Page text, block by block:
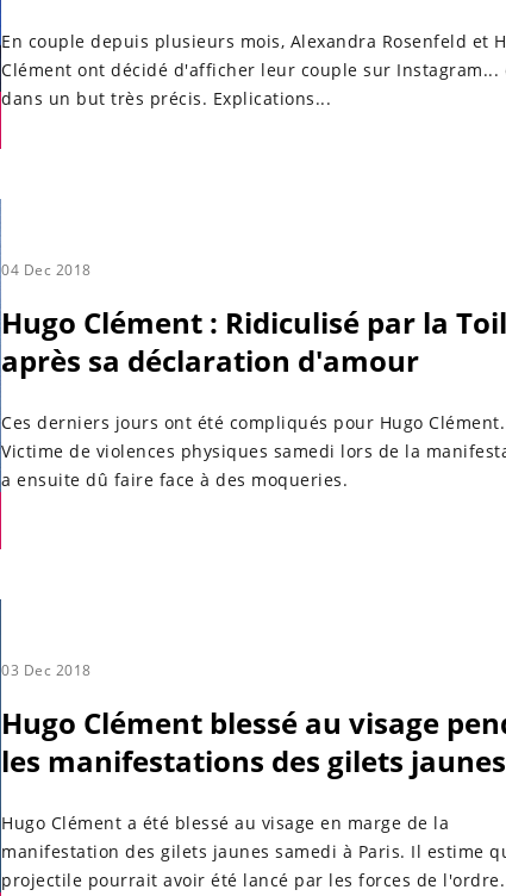
En couple depuis plusieurs mois, Alexandra Rosenfeld et
Clément ont décidé d'afficher leur couple sur Instagram...
dans un but très précis. Explications...
04 Dec 2018
Hugo Clément : Ridiculisé par la
après sa déclaration d'amour
Ces derniers jours ont été compliqués pour Hugo Clément.
Victime de violences physiques samedi lors de la
a ensuite dû faire face à des moqueries.
03 Dec 2018
Hugo Clément blessé au visage
les manifestations des gilets jaunes
Hugo Clément a été blessé au visage en marge de la
manifestation des gilets jaunes samedi à Paris. Il estime
projectile pourrait avoir été lancé par les forces de l'ordre.